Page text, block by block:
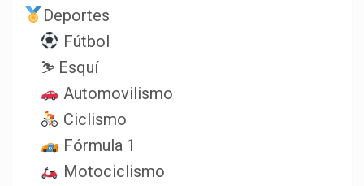
Deportes
Fútbol
⛷️ Esquí
Automovilismo
Ciclismo
Fórmula 1
Motociclismo